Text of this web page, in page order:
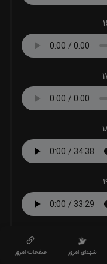
شهدای امروز صفحات امروز